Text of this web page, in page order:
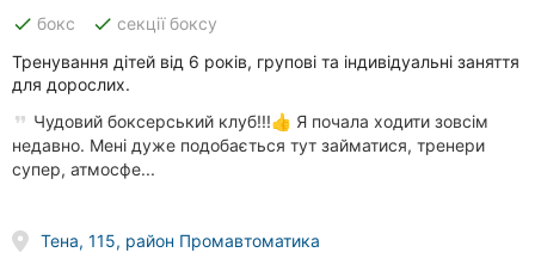
done бокс done секції боксу
Тренування дітей від 6 років, групові та індивідуальні заняття
для дорослих.
Чудовий боксерський клуб!!!👍 Я почала ходити зовсім
недавно. Мені дуже подобається тут займатися, тренери
супер, атмосфе...
Тена, 115, район Промавтоматика